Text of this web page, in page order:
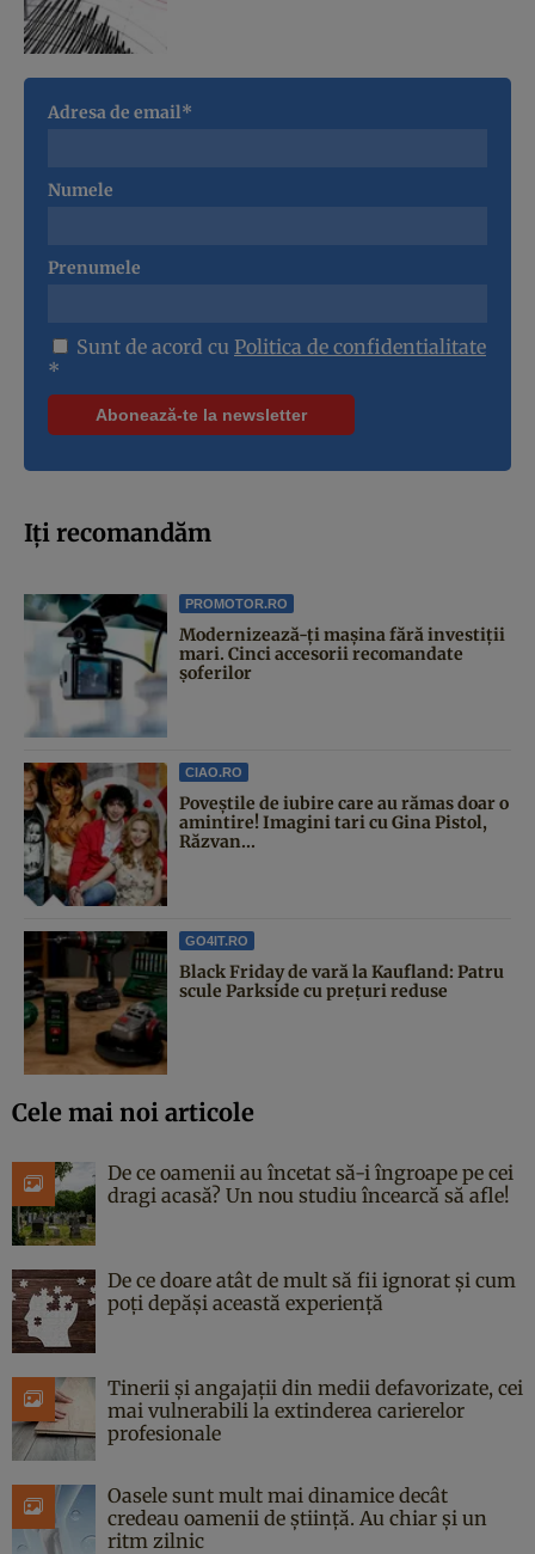
Adresa de email*
Numele
Prenumele
Sunt de acord cu Politica de confidentialitate
*
Iți recomandăm
PROMOTOR.RO
Modernizează-ți mașina fără investiții
mari. Cinci accesorii recomandate
șoferilor
CIAO.RO
Poveştile de iubire care au rămas doar o
amintire! Imagini tari cu Gina Pistol,
Răzvan...
GO4IT.RO
Black Friday de vară la Kaufland: Patru
scule Parkside cu prețuri reduse
Cele mai noi articole
De ce oamenii au încetat să-i îngroape pe cei
dragi acasă? Un nou studiu încearcă să afle!
De ce doare atât de mult să fii ignorat și cum
poți depăși această experiență
Tinerii și angajații din medii defavorizate, cei
mai vulnerabili la extinderea carierelor
profesionale
Oasele sunt mult mai dinamice decât
credeau oamenii de știință. Au chiar și un
ritm zilnic